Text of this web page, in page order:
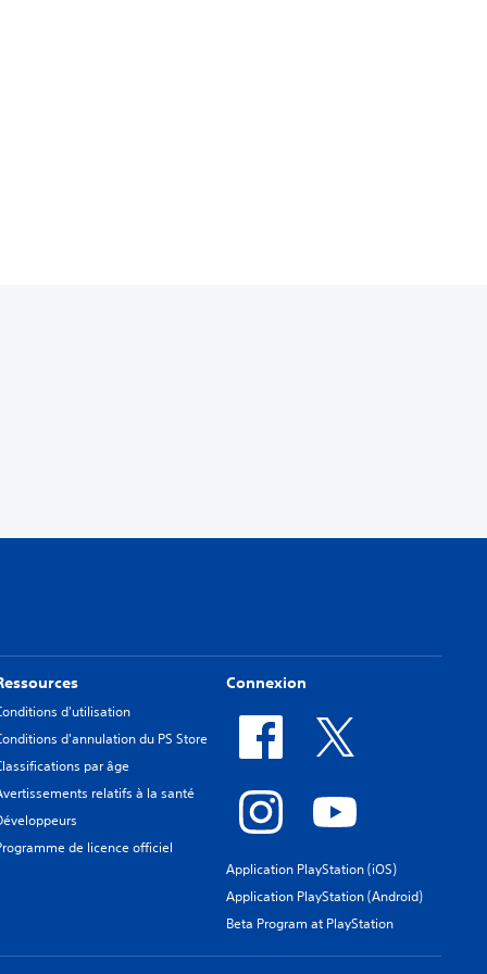
d'utilisation
d'annulation du PS Store
par âge
relatifs à la santé
de licence officiel
Connexion
Application PlayStation (iOS)
Application PlayStation (Android)
Beta Program at PlayStation